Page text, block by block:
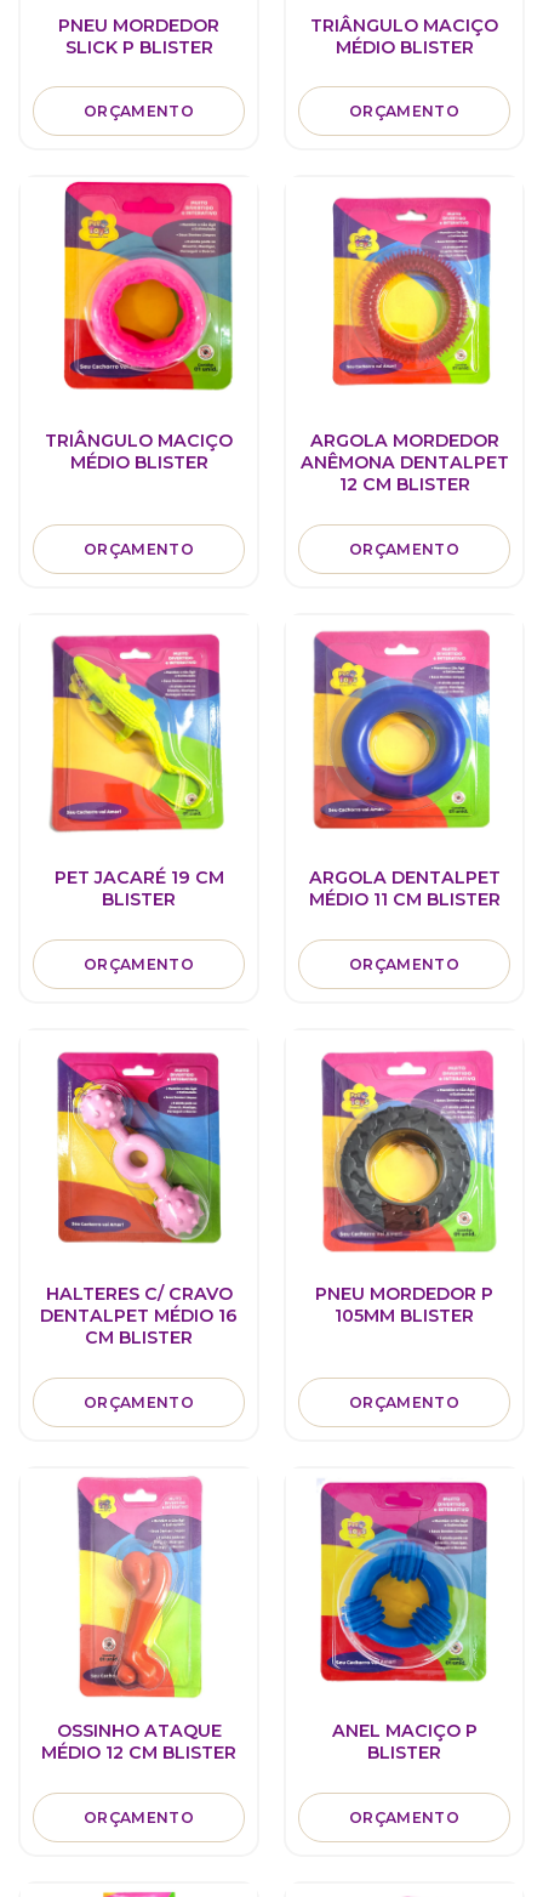
PNEU MORDEDOR
SLICK P BLISTER
ORÇAMENTO
TRIÂNGULO MACIÇO
MÉDIO BLISTER
ORÇAMENTO
TRIÂNGULO MACIÇO
MÉDIO BLISTER
ORÇAMENTO
ARGOLA MORDEDOR
ANÊMONA DENTALPET
12 CM BLISTER
ORÇAMENTO
PET JACARÉ 19 CM
BLISTER
ORÇAMENTO
ARGOLA DENTALPET
MÉDIO 11 CM BLISTER
ORÇAMENTO
HALTERES C/ CRAVO
DENTALPET MÉDIO 16
CM BLISTER
ORÇAMENTO
PNEU MORDEDOR P
105MM BLISTER
ORÇAMENTO
OSSINHO ATAQUE
MÉDIO 12 CM BLISTER
ORÇAMENTO
ANEL MACIÇO P
BLISTER
ORÇAMENTO